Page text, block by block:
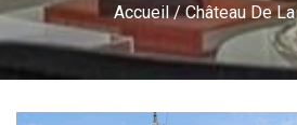
Accueil/ Château De